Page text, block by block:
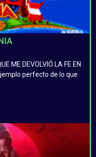
ME DEVOLVIÓ LA FE EN
perfecto de lo que